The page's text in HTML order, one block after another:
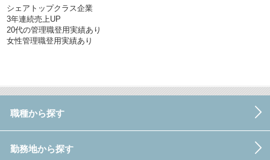
シェアトップクラス企業
3年連続売上UP
20代の管理職登用実績あり
女性管理職登用実績あり
職種から探す
勤務地から探す